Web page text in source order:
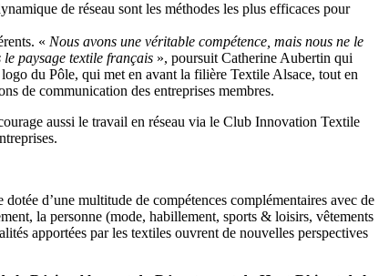
de réseau sont les méthodes les plus efficaces pour
« Nous avons une véritable compétence, mais nous ne le
paysage textile français », poursuit Catherine Aubertin qui
du Pôle, qui met en avant la filière Textile Alsace, tout en
de communication des entreprises membres.
aussi le travail en réseau via le Club Innovation Textile
d’une multitude de compétences complémentaires avec de
la personne (mode, habillement, sports & loisirs, vêtements
apportées par les textiles ouvrent de nouvelles perspectives